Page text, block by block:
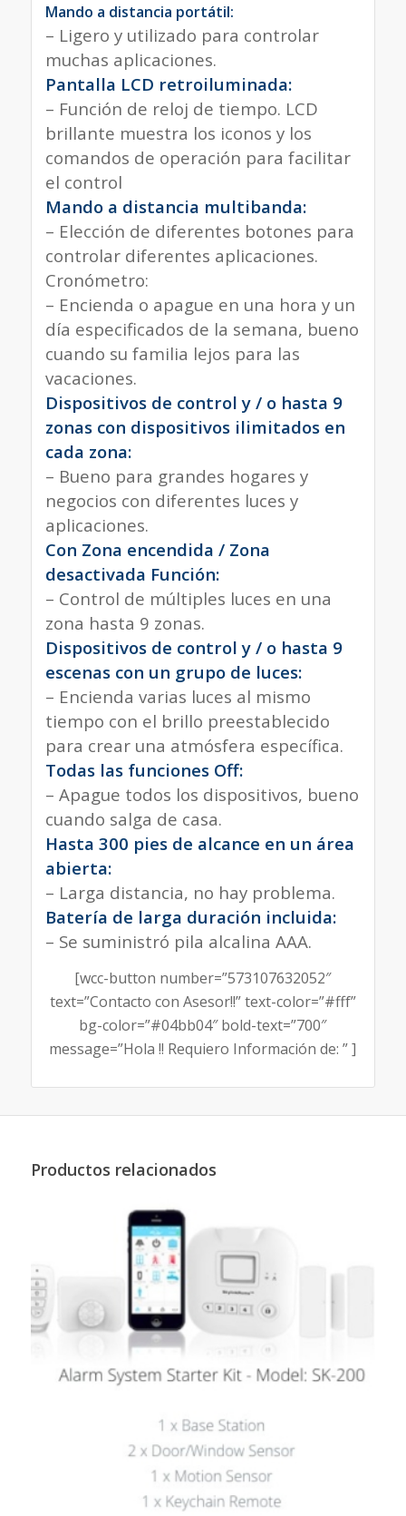
Mando a distancia portátil:
– Ligero y utilizado para controlar
muchas aplicaciones.
Pantalla LCD retroiluminada:
– Función de reloj de tiempo. LCD
brillante muestra los iconos y los
comandos de operación para facilitar
el control
Mando a distancia multibanda:
– Elección de diferentes botones para
controlar diferentes aplicaciones.
Cronómetro:
– Encienda o apague en una hora y un
día especificados de la semana, bueno
cuando su familia lejos para las
vacaciones.
Dispositivos de control y / o hasta 9
zonas con dispositivos ilimitados en
cada zona:
– Bueno para grandes hogares y
negocios con diferentes luces y
aplicaciones.
Con Zona encendida / Zona
desactivada Función:
– Control de múltiples luces en una
zona hasta 9 zonas.
Dispositivos de control y / o hasta 9
escenas con un grupo de luces:
– Encienda varias luces al mismo
tiempo con el brillo preestablecido
para crear una atmósfera específica.
Todas las funciones Off:
– Apague todos los dispositivos, bueno
cuando salga de casa.
Hasta 300 pies de alcance en un área
abierta:
– Larga distancia, no hay problema.
Batería de larga duración incluida:
– Se suministró pila alcalina AAA.
[wcc-button number=”573107632052″
text=”Contacto con Asesor!!” text-color=”#fff”
bg-color=”#04bb04″ bold-text=”700″
message=”Hola !! Requiero Información de: ” ]
Productos relacionados